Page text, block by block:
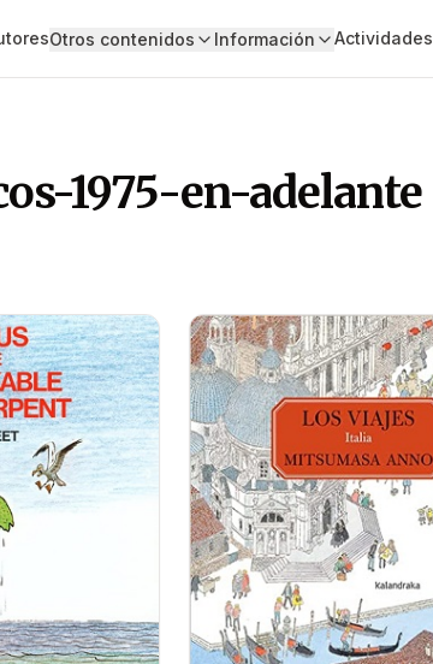
Otros contenidos Información Actividades
1975-en-adelante